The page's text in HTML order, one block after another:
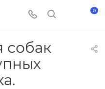
0
собак